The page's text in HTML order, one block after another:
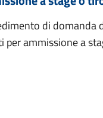
di domanda
per ammissione a